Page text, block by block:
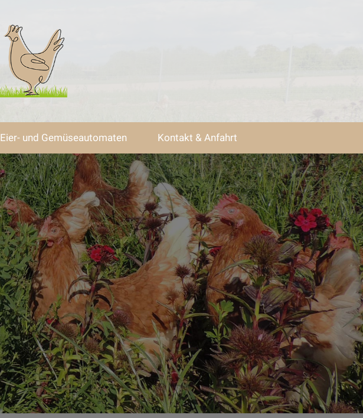
Eier- und Gemüseautomaten Kontakt & Anfahrt